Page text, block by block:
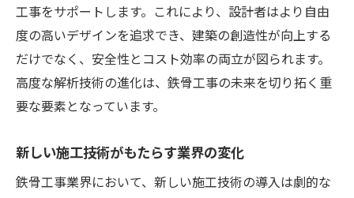
工事をサポートします。これにより、設計者はより自由
度の高いデザインを追求でき、建築の創造性が向上する
だけでなく、安全性とコスト効率の両立が図られます。
高度な解析技術の進化は、鉄骨工事の未来を切り拓く重
要な要素となっています。
新しい施工技術がもたらす業界の変化
鉄骨工事業界において、新しい施工技術の導入は劇的な